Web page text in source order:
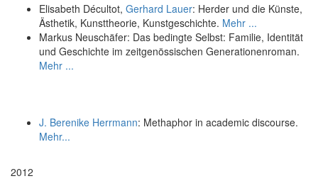
Elisabeth Décultot, Gerhard Lauer: Herder und die Künste,
Ästhetik, Kunsttheorie, Kunstgeschichte. Mehr ...
Markus Neuschäfer: Das bedingte Selbst: Familie, Identität
und Geschichte im zeitgenössischen Generationenroman.
Mehr ...
J. Berenike Herrmann: Methaphor in academic discourse.
Mehr...
2012